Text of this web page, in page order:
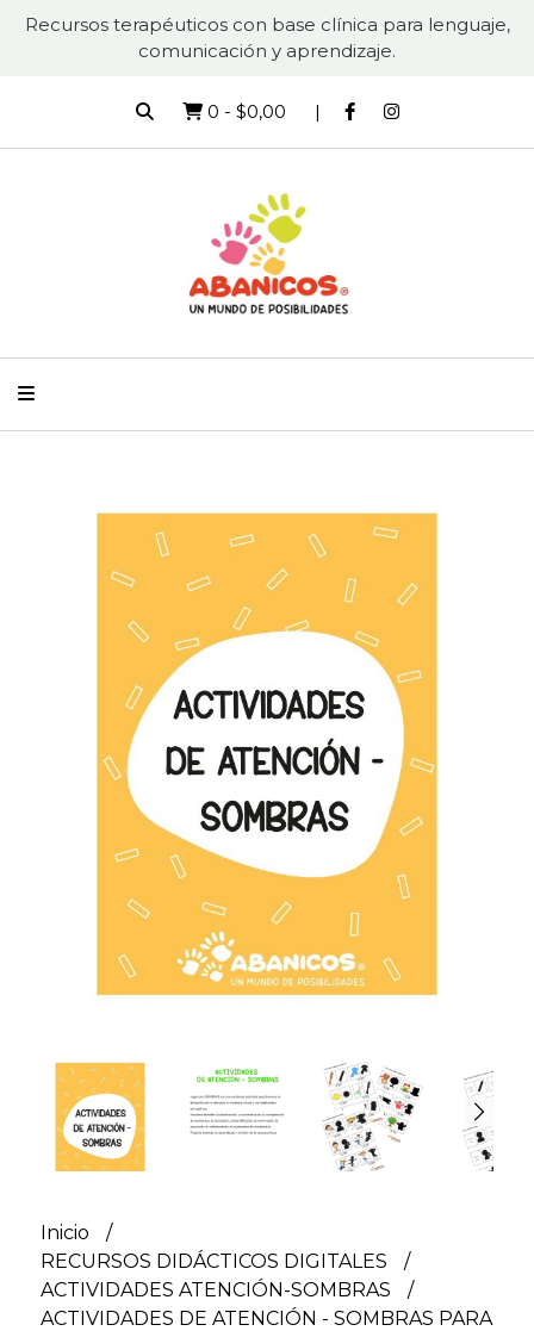
Recursos terapéuticos con base clínica para lenguaje,
comunicación y aprendizaje.
0 - $0,00
Inicio
RECURSOS DIDÁCTICOS DIGITALES
ACTIVIDADES ATENCIÓN-SOMBRAS
ACTIVIDADES DE ATENCIÓN - SOMBRAS PARA